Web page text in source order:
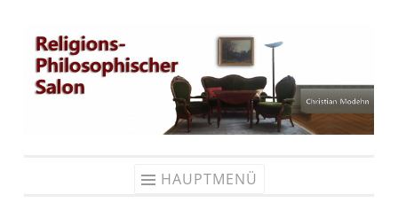
Zum
Inhalt
springen
HAUPTMENÜ